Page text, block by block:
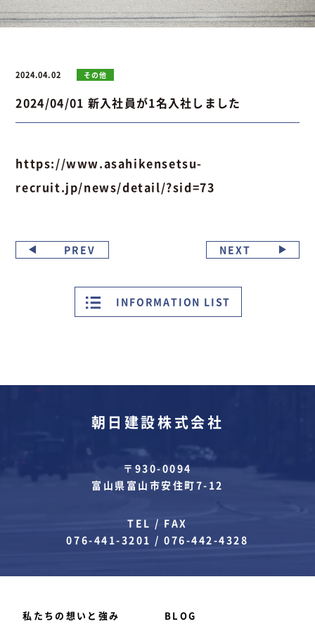
お問い合わせ
お問い合わせ 076-441-3201 Instagram
2024.04.02 その他
2024/04/01 新入社員が1名入社しました
https://www.asahikensetsu-
recruit.jp/news/detail/?sid=73
PREV
INFORMATION LIST
NEXT
朝日建設株式会社
〒930-0094
富山県富山市安住町7-12
TEL / FAX
076-441-3201 /076-442-4328
私たちの想いと強み
BLOG